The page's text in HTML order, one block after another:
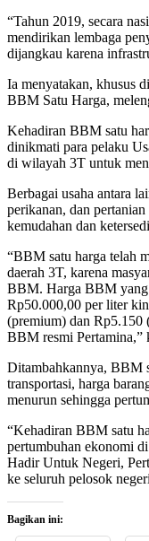
“Tahun 2019, secara
mendirikan lembaga
dijangkau karena
Ia menyatakan, khusus
BBM Satu Harga,
Kehadiran BBM satu
dinikmati para pelaku
di wilayah 3T untuk
Berbagai usaha antara
perikanan, dan
kemudahan dan
“BBM satu harga telah
daerah 3T, karena
BBM. Harga BBM yang
Rp50.000,00 per liter
(premium) dan Rp5.150
BBM resmi Pertamina,”
Ditambahkannya, BBM
transportasi, harga
menurun sehingga
“Kehadiran BBM satu
pertumbuhan ekonomi
Hadir Untuk Negeri,
ke seluruh pelosok
Bagikan ini: